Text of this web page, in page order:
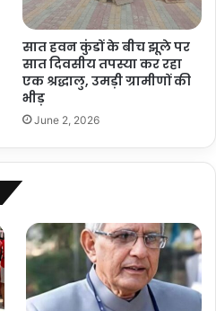
सात हवन कुंडों के बीच झूले पर
सात दिवसीय तपस्या कर रहा
एक श्रद्धालु, उमड़ी ग्रामीणों की
भीड़
June 2, 2026